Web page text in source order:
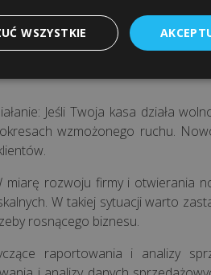
z przepisami: Starsze
Nowa kasa może oferować
Przede wszystkim może
Jeśli Twoja kasa działa
wzmożonego ruchu.
miarę rozwoju firmy i otwierania
W takiej sytuacji warto
rosnącego biznesu.
raportowania i analizy
WSZYSTKIE